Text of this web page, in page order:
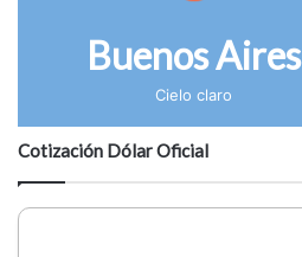
Buenos Aires
Cielo claro
Cotización Dólar Oficial